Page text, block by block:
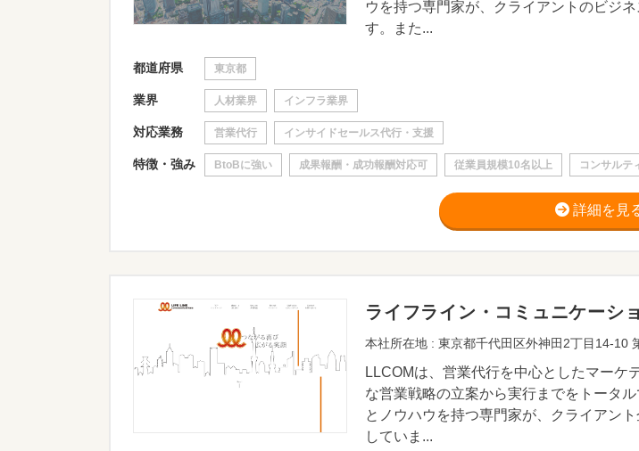
ウを持つ専門家が、クライアントのビジ
す。また...
都道府県 東京都
業界 人材業界 インフラ業界
対応業務 営業代行 インサイドセールス代行・支援
特徴・強み BtoBに強い 成果報酬・成功報酬対応可 従業員規模10名以上 コンサルテ
詳細を見
ライフライン・コミュニケーシ
本社所在地 : 東京都千代田区外神田2丁目14-10
LLCOMは、営業代行を中心としたマーケ
な営業戦略の立案から実行までをトータ
とノウハウを持つ専門家が、クライアン
していま...